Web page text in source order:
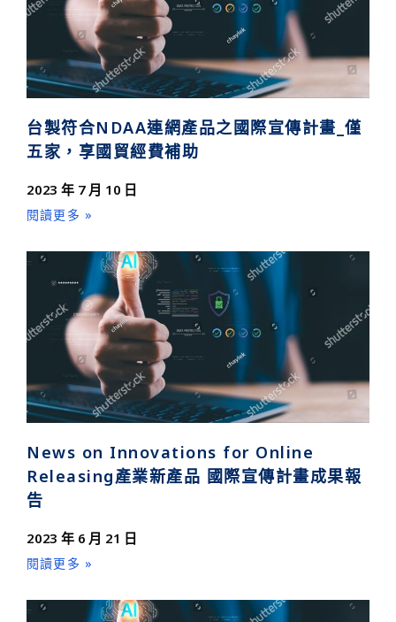
台製符合NDAA連網產品之國際宣傳計畫_僅
五家，享國貿經費補助
2023 年 7 月 10 日
閱讀更多 »
News on Innovations for Online
Releasing產業新產品 國際宣傳計畫成果報
告
2023 年 6 月 21 日
閱讀更多 »